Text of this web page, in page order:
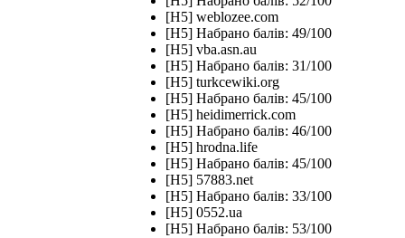
[H5] weblozee.com
[H5] Набрано балів: 49/100
[H5] vba.asn.au
[H5] Набрано балів: 31/100
[H5] turkcewiki.org
[H5] Набрано балів: 45/100
[H5] heidimerrick.com
[H5] Набрано балів: 46/100
[H5] hrodna.life
[H5] Набрано балів: 45/100
[H5] 57883.net
[H5] Набрано балів: 33/100
[H5] 0552.ua
[H5] Набрано балів: 53/100